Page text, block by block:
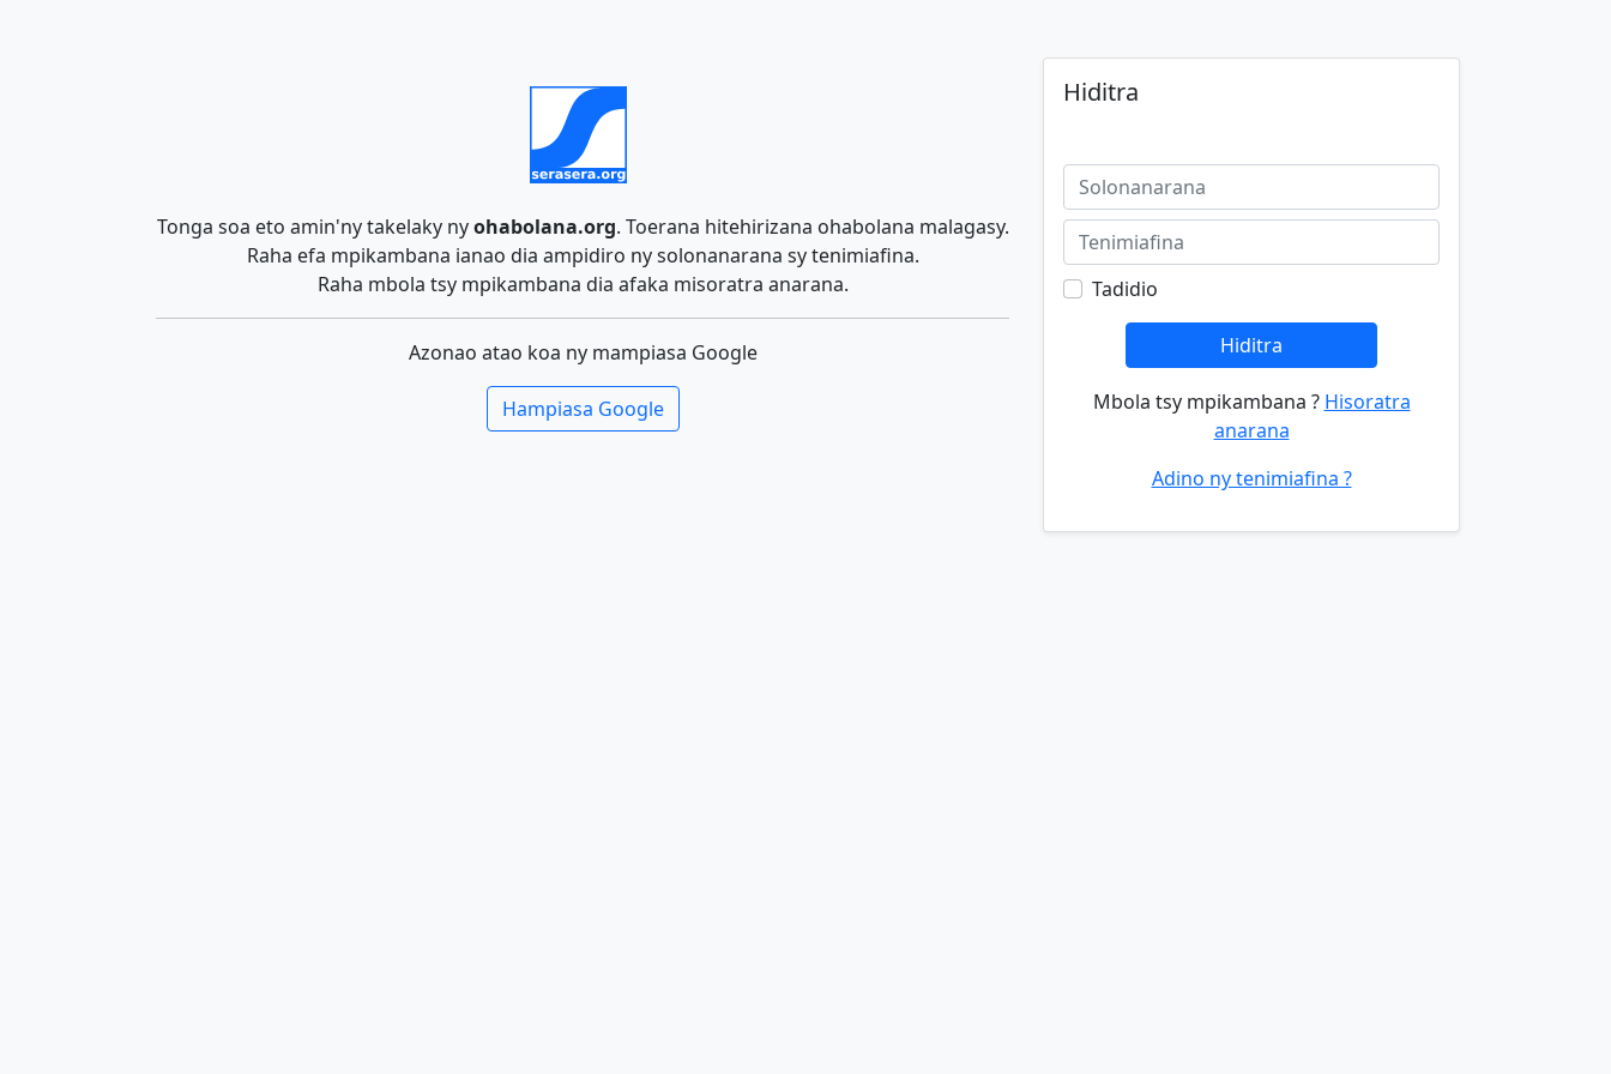
Tonga soa eto amin'ny takelaky nyohabolana.org. Toerana hitehirizana ohabolana malagasy.
Raha efa mpikambana ianao dia ampidiro ny solonanarana sy tenimiafina.
Raha mbola tsy mpikambana dia afaka misoratra anarana.
Azonao atao koa ny mampiasa Google
Hampiasa Google
Hiditra
Tadidio
Hiditra
Mbola tsy mpikambana ? Hisoratra
anarana
Adino ny tenimiafina ?